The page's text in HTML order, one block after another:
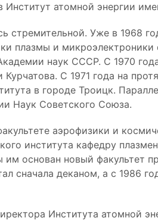
атомной энергии
стремительной. Уже в 1968
плазмы и микроэлектроники
наук СССР. С 1970
С 1971 года на
в городе Троицк.
Наук Советского Союза.
аэрофизики и
института кафедру
им основан новый факультет
сначала деканом, а с 1986
Института атомной